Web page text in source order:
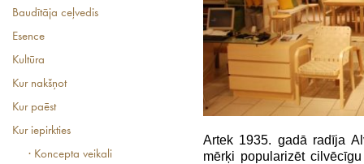
Baudītāja ceļvedis
Esence
Kultūra
Kur nakšņot
Kur paēst
Kur iepirkties
· Koncepta veikali
Artek 1935. gadā radīja
mērķi popularizēt